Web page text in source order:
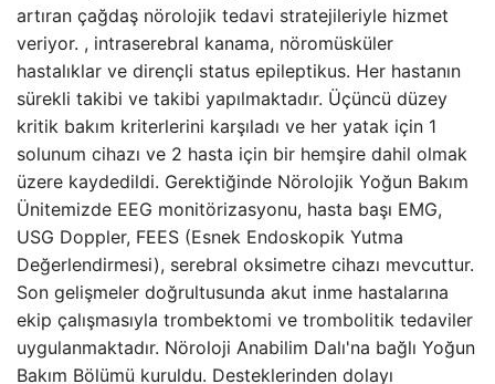
artıran çağdaş nörolojik tedavi stratejileriyle hizmet
veriyor. , intraserebral kanama, nöromüsküler
hastalıklar ve dirençli status epileptikus. Her hastanın
sürekli takibi ve takibi yapılmaktadır. Üçüncü düzey
kritik bakım kriterlerini karşıladı ve her yatak için 1
solunum cihazı ve 2 hasta için bir hemşire dahil olmak
üzere kaydedildi. Gerektiğinde Nörolojik Yoğun Bakım
Ünitemizde EEG monitörizasyonu, hasta başı EMG,
USG Doppler, FEES (Esnek Endoskopik Yutma
Değerlendirmesi), serebral oksimetre cihazı mevcuttur.
Son gelişmeler doğrultusunda akut inme hastalarına
ekip çalışmasıyla trombektomi ve trombolitik tedaviler
uygulanmaktadır. Nöroloji Anabilim Dalı'na bağlı Yoğun
Bakım Bölümü kuruldu. Desteklerinden dolayı